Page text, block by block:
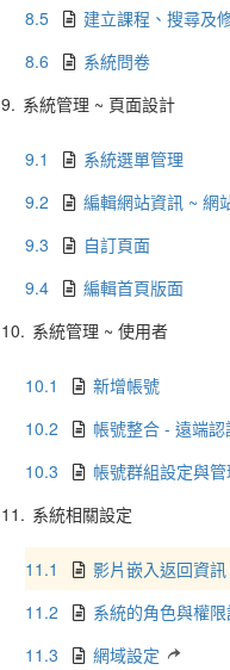
8.5
建立課程、搜尋及
8.6
系統問卷
9. 系統管理 ~ 頁面設計
9.1
系統選單管理
9.2
編輯網站資訊 ~ 網
9.3
自訂頁面
9.4
編輯首頁版面
10. 系統管理 ~ 使用者
10.1
新增帳號
10.2
帳號整合 - 遠端認
10.3
帳號群組設定與管
11. 系統相關設定
11.1
影片嵌入返回資訊
11.2
系統的角色與權
11.3
網域設定